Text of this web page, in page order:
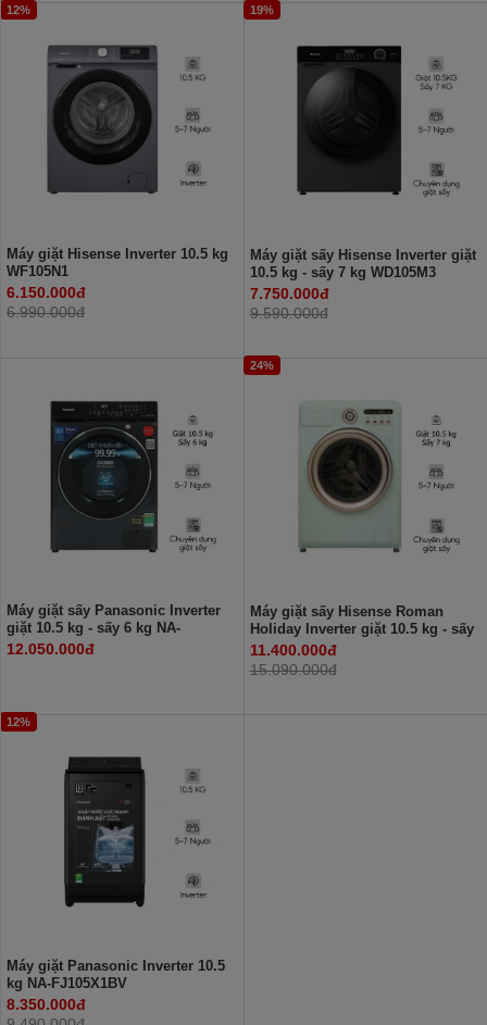
12%
Máy giặt Hisense Inverter 10.5 kg
WF105N1
6.150.000đ
6.990.000đ
19%
Máy giặt sấy Hisense Inverter giặt
10.5 kg - sấy 7 kg WD105M3
7.750.000đ
9.590.000đ
Máy giặt sấy Panasonic Inverter
giặt 10.5 kg - sấy 6 kg NA-
S056FR1BV
12.050.000đ
24%
Máy giặt sấy Hisense Roman
Holiday Inverter giặt 10.5 kg - sấy
7 kg WD105R5
11.400.000đ
15.090.000đ
12%
Máy giặt Panasonic Inverter 10.5
kg NA-FJ105X1BV
8.350.000đ